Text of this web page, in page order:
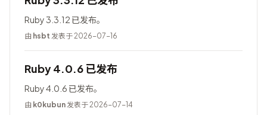
Ruby 3.3.12 已发布。
由 hsbt 发表于 2026-07-16
Ruby 4.0.6 已发布
Ruby 4.0.6 已发布。
由 k0kubun发表于 2026-07-14